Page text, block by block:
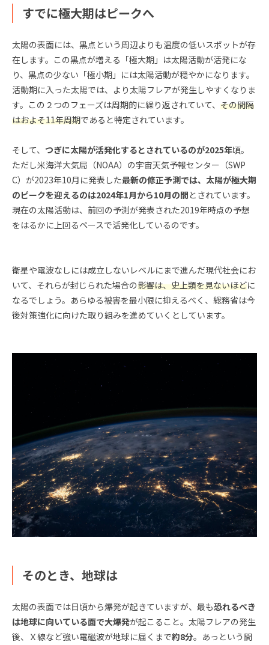
すでに極大期はピークへ
太陽の表面には、黒点という周辺よりも温度の低いスポットが存
在します。この黒点が増える「極大期」は太陽活動が活発にな
り、黒点の少ない「極小期」には太陽活動が穏やかになります。
活動期に入った太陽では、より太陽フレアが発生しやすくなりま
す。この２つのフェーズは周期的に繰り返されていて、 その間隔
はおよそ11年周期であると特定されています。
そして、 つぎに太陽が活発化するとされているのが2025年頃。
ただし米海洋大気局（NOAA）の宇宙天気予報センター（SWP
C）が2023年10月に発表した最新の修正予測では、太陽が極大期
のピークを迎えるのは2024年1月から10月の間 とされています。
現在の太陽活動は、前回の予測が発表された2019年時点の予想
をはるかに上回るペースで活発化しているのです。
衛星や電波なしには成立しないレベルにまで進んだ現代社会にお
いて、それらが封じられた場合の影響は、史上類を見ないほどに
なるでしょう。あらゆる被害を最小限に抑えるべく、総務省は今
後対策強化に向けた取り組みを進めていくとしています。
そのとき、地球は
太陽の表面では日頃から爆発が起きていますが、最も恐れるべき
は地球に向いている面で大爆発が起こること。太陽フレアの発生
後、Ｘ線など強い電磁波が地球に届くまで約8分。あっという間